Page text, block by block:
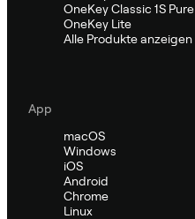
OneKey Classic 1S Pure
OneKey Lite
Alle Produkte anzeigen
App
macOS
Windows
iOS
Android
Chrome
Linux